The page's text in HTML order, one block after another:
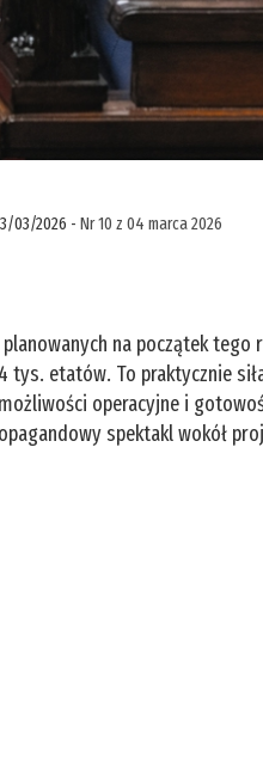
03/2026 -Nr 10 z 04 marca 2026
na początek tego
tys. etatów. To praktycznie
operacyjne i
spektakl wokół